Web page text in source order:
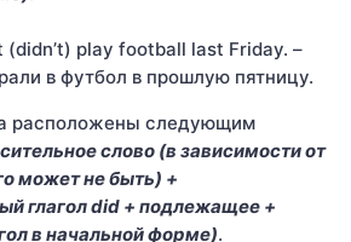
(didn’t) play football last Friday. –
в футбол в прошлую пятницу.
расположены следующим
слово (в зависимости от
может не быть) +
глагол did + подлежащее +
в начальной форме).